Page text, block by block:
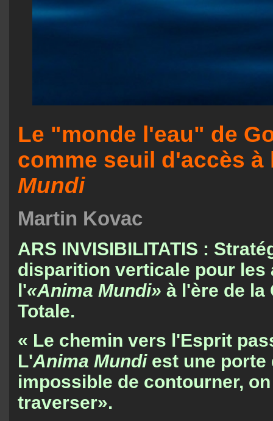
Le "monde l'eau" de
comme seuil d'accès à
Mundi
Martin Kovac
ARS INVISIBILITATIS :
disparition verticale pour les
l'«Anima Mundi» à l'ère de la
Totale.
« Le chemin vers l'Esprit
L'Anima Mundiest une porte
impossible de contourner,
traverser».